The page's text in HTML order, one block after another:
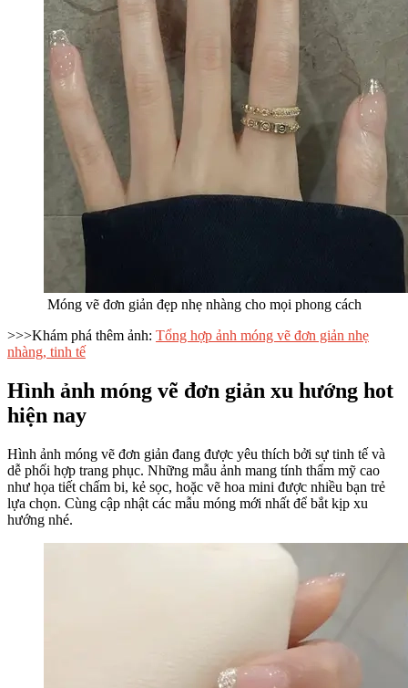
Móng vẽ đơn giản đẹp nhẹ nhàng cho mọi phong cách
>>>Khám phá thêm ảnh: Tổng hợp ảnh móng vẽ đơn giản nhẹ
nhàng, tinh tế
Hình ảnh móng vẽ đơn giản xu hướng hot
hiện nay
Hình ảnh móng vẽ đơn giản đang được yêu thích bởi sự tinh tế và
dễ phối hợp trang phục. Những mẫu ảnh mang tính thẩm mỹ cao
như họa tiết chấm bi, kẻ sọc, hoặc vẽ hoa mini được nhiều bạn trẻ
lựa chọn. Cùng cập nhật các mẫu móng mới nhất để bắt kịp xu
hướng nhé.